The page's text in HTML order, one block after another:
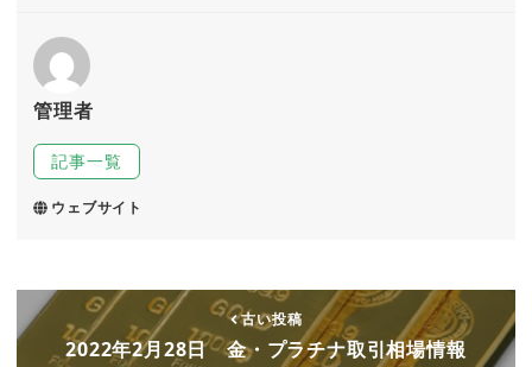
管理者
記事一覧
ウェブサイト
古い投稿
2022年2月28日 金・プラチナ取引相場情報